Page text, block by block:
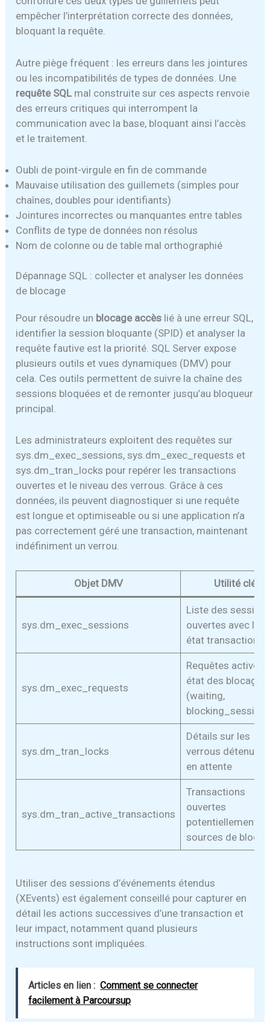
empêcher l’interprétation correcte des données,
bloquant la requête.
Autre piège fréquent : les erreurs dans les jointures
ou les incompatibilités de types de données. Une
requête SQL mal construite sur ces aspects renvoie
des erreurs critiques qui interrompent la
communication avec la base, bloquant ainsi l’accès
et le traitement.
Oubli de point-virgule en fin de commande
Mauvaise utilisation des guillemets (simples pour
chaînes, doubles pour identifiants)
Jointures incorrectes ou manquantes entre tables
Conflits de type de données non résolus
Nom de colonne ou de table mal orthographié
Dépannage SQL : collecter et analyser les données
de blocage
Pour résoudre un blocage accès lié à une erreur SQL,
identifier la session bloquante (SPID) et analyser la
requête fautive est la priorité. SQL Server expose
plusieurs outils et vues dynamiques (DMV) pour
cela. Ces outils permettent de suivre la chaîne des
sessions bloquées et de remonter jusqu’au bloqueur
principal.
Les administrateurs exploitent des requêtes sur
sys.dm_exec_sessions, sys.dm_exec_requests et
sys.dm_tran_locks pour repérer les transactions
ouvertes et le niveau des verrous. Grâce à ces
données, ils peuvent diagnostiquer si une requête
est longue et optimiseable ou si une application n’a
pas correctement géré une transaction, maintenant
indéfiniment un verrou.
Objet DMV Utilité clé
sys.dm_exec_sessions
Liste des
ouvertes avec leur
état
sys.dm_exec_requests
Requêtes actives
état des blocages
(waiting,
sys.dm_tran_locks
Détails sur les
verrous détenus
en attente
sys.dm_tran_active_transactions
Transactions
ouvertes
potentiellement
sources de
Utiliser des sessions d’événements étendus
(XEvents) est également conseillé pour capturer en
détail les actions successives d’une transaction et
leur impact, notamment quand plusieurs
instructions sont impliquées.
Articles en lien : Comment se connecter
facilement à Parcoursup